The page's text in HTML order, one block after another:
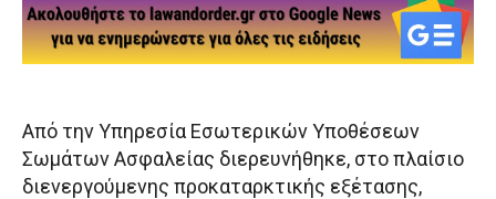
Από την Υπηρεσία Εσωτερικών Υποθέσεων
Σωμάτων Ασφαλείας διερευνήθηκε, στο πλαίσιο
διενεργούμενης προκαταρκτικής εξέτασης,